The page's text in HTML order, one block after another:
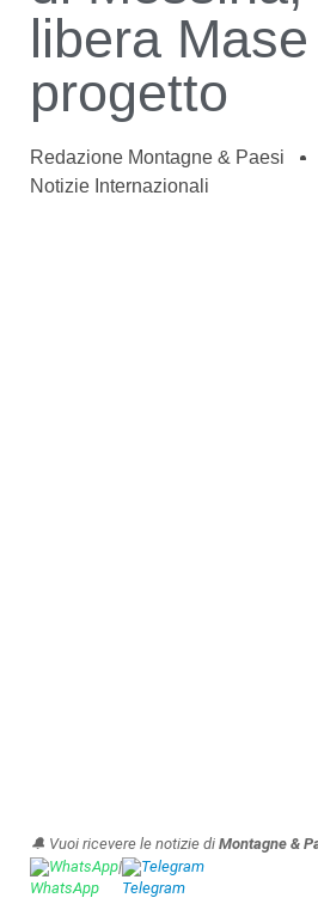
libera
progetto
Redazione Montagne & Paesi
Notizie Internazionali
🔔 Vuoi ricevere le notizie di Montagne &
WhatsApp| Telegram